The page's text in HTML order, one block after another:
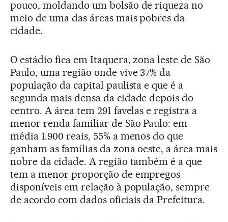
pouco, moldando um bolsão de riqueza no
meio de uma das áreas mais pobres da
cidade.
O estádio fica em Itaquera, zona leste de São
Paulo, uma região onde vive 37% da
população da capital paulista e que é a
segunda mais densa da cidade depois do
centro. A área tem 291 favelas e registra a
menor renda familiar de São Paulo: em
média 1.900 reais, 55% a menos do que
ganham as famílias da zona oeste, a área mais
nobre da cidade. A região também é a que
tem a menor proporção de empregos
disponíveis em relação à população, sempre
de acordo com dados oficiais da Prefeitura.